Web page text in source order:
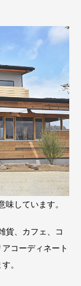
味しています。
貨、カフェ、コ
コーディネート
。